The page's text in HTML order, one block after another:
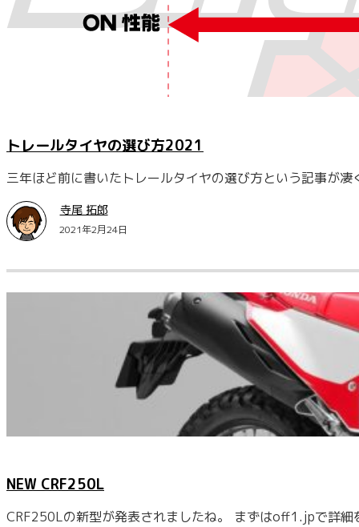
トレールタイヤの選び方2021
三年ほど前に書いたトレールタイヤの選び方という記事が
寺尾 拓郎
2021年2月24日
NEW CRF250L
CRF250Lの新型が発表されましたね。 まずはoff1.jpで詳